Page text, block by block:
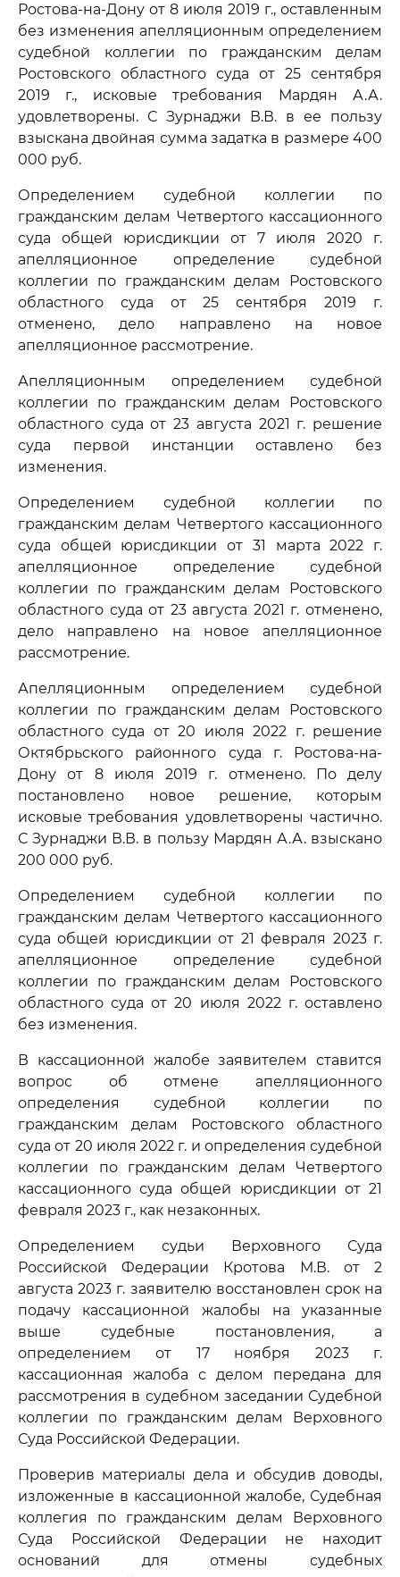
Ростова-на-Дону от 8 июля 2019 г., оставленным
без изменения апелляционным определением
судебной коллегии по гражданским делам
Ростовского областного суда от 25 сентября
2019 г., исковые требования Мардян А.А.
удовлетворены. С Зурнаджи В.В. в ее пользу
взыскана двойная сумма задатка в размере 400
000 руб.
Определением судебной коллегии по
гражданским делам Четвертого кассационного
суда общей юрисдикции от 7 июля 2020 г.
апелляционное определение судебной
коллегии по гражданским делам Ростовского
областного суда от 25 сентября 2019 г.
отменено, дело направлено на новое
апелляционное рассмотрение.
Апелляционным определением судебной
коллегии по гражданским делам Ростовского
областного суда от 23 августа 2021 г. решение
суда первой инстанции оставлено без
изменения.
Определением судебной коллегии по
гражданским делам Четвертого кассационного
суда общей юрисдикции от 31 марта 2022 г.
апелляционное определение судебной
коллегии по гражданским делам Ростовского
областного суда от 23 августа 2021 г. отменено,
дело направлено на новое апелляционное
рассмотрение.
Апелляционным определением судебной
коллегии по гражданским делам Ростовского
областного суда от 20 июля 2022 г. решение
Октябрьского районного суда г. Ростова-на-
Дону от 8 июля 2019 г. отменено. По делу
постановлено новое решение, которым
исковые требования удовлетворены частично.
С Зурнаджи В.В. в пользу Мардян А.А. взыскано
200 000 руб.
Определением судебной коллегии по
гражданским делам Четвертого кассационного
суда общей юрисдикции от 21 февраля 2023 г.
апелляционное определение судебной
коллегии по гражданским делам Ростовского
областного суда от 20 июля 2022 г. оставлено
без изменения.
В кассационной жалобе заявителем ставится
вопрос об отмене апелляционного
определения судебной коллегии по
гражданским делам Ростовского областного
суда от 20 июля 2022 г. и определения судебной
коллегии по гражданским делам Четвертого
кассационного суда общей юрисдикции от 21
февраля 2023 г., как незаконных.
Определением судьи Верховного Суда
Российской Федерации Кротова М.В. от 2
августа 2023 г. заявителю восстановлен срок на
подачу кассационной жалобы на указанные
выше судебные постановления, а
определением от 17 ноября 2023 г.
кассационная жалоба с делом передана для
рассмотрения в судебном заседании Судебной
коллегии по гражданским делам Верховного
Суда Российской Федерации.
Проверив материалы дела и обсудив доводы,
изложенные в кассационной жалобе, Судебная
коллегия по гражданским делам Верховного
Суда Российской Федерации не находит
оснований для отмены судебных